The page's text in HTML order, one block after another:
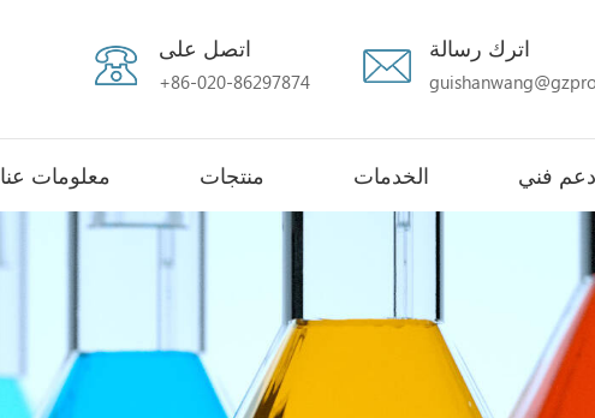
اتصل على
+86-020-86297874
اترك رسالة
معلومات عنا منتجات الخدمات دعم فني